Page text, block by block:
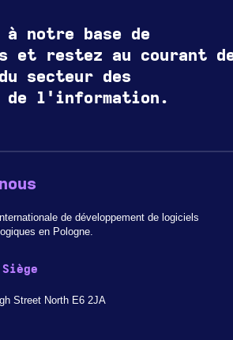
à notre base de
et restez au courant
secteur des
de l'information.
de développement de logiciels
en Pologne.
Street North E6 2JA